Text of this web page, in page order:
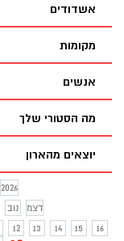
אשדודים
מקומות
אנשים
מה הסטורי שלך
יוצאים מהארון
2026
נוב
דצמ
12 13 14 15
16